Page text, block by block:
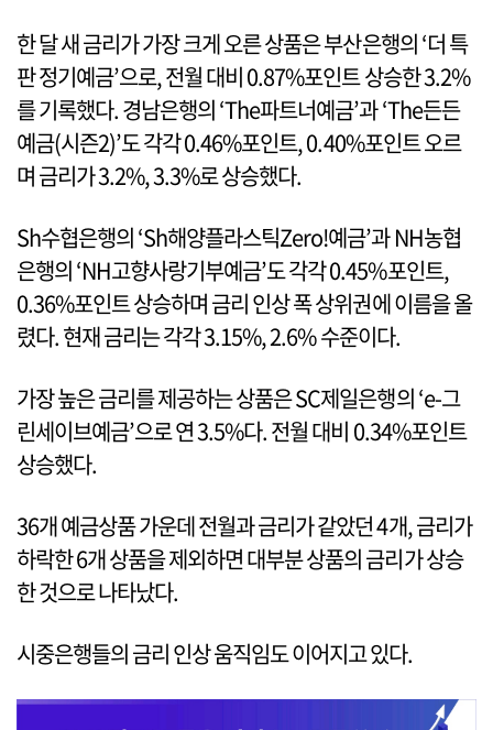
한 달 새 금리가 가장 크게 오른 상품은 부산은행의 ‘더 특
판 정기예금’으로, 전월 대비 0.87%포인트 상승한 3.2%
를 기록했다. 경남은행의 ‘The파트너예금’과 ‘The든든
예금(시즌2)’도 각각 0.46%포인트, 0.40%포인트 오르
며 금리가 3.2%, 3.3%로 상승했다.
Sh수협은행의 ‘Sh해양플라스틱Zero!예금’과 NH농협
은행의 ‘NH고향사랑기부예금’도 각각 0.45%포인트,
0.36%포인트 상승하며 금리 인상 폭 상위권에 이름을 올
렸다. 현재 금리는 각각 3.15%, 2.6% 수준이다.
가장 높은 금리를 제공하는 상품은 SC제일은행의 ‘e-그
린세이브예금’으로 연 3.5%다. 전월 대비 0.34%포인트
상승했다.
36개 예금상품 가운데 전월과 금리가 같았던 4개, 금리가
하락한 6개 상품을 제외하면 대부분 상품의 금리가 상승
한 것으로 나타났다.
시중은행들의 금리 인상 움직임도 이어지고 있다.